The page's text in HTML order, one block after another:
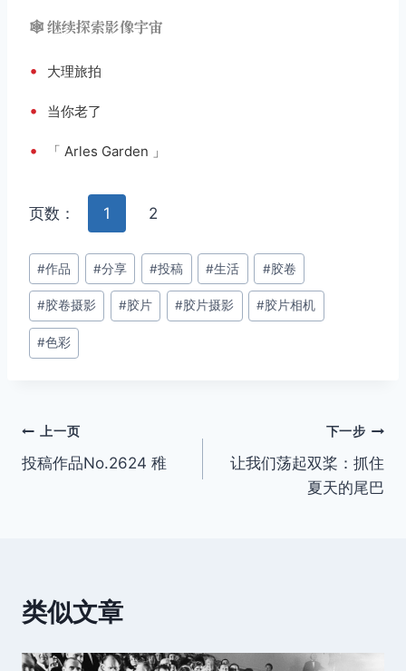
🕸️ 继续探索影像宇宙
• 大理旅拍
• 当你老了
• 「 Arles Garden 」
页数： 1 2
文
章
标
签：
#作品 #分享 #投稿 #生活 #胶卷
#胶卷摄影 #胶片 #胶片摄影 #胶片相机
#色彩
文
章
上一页
投稿作品No.2624 稚
下一步
让我们荡起双桨：抓住
夏天的尾巴
类似文章